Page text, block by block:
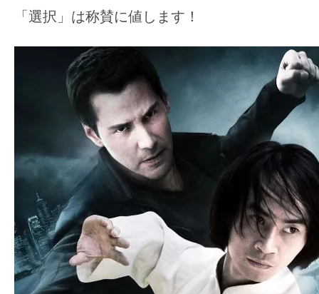
「選択」は称賛に値します！